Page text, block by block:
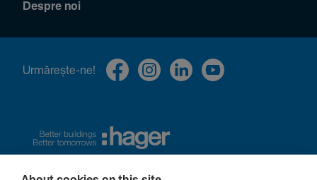
Despre noi
Urmă­rește-ne!